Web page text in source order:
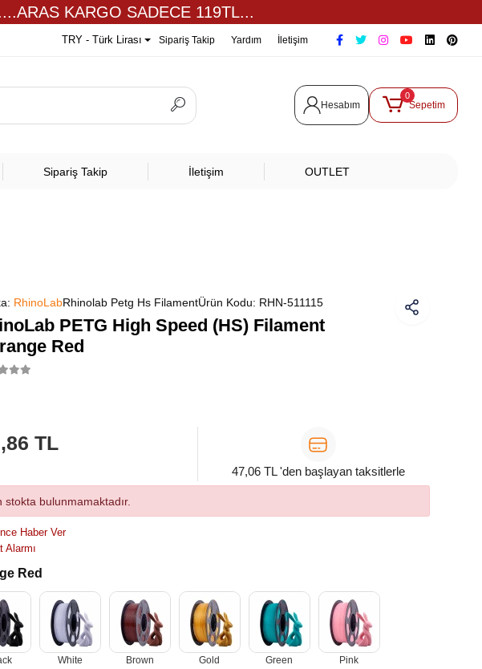
KARGO SADECE 119TL...
TRY - Türk Lirası Sipariş Takip Yardım İletişim
Hesabım
0
Sepetim
Sipariş Takip İletişim OUTLET
RhinoLabRhinolab Petg Hs FilamentÜrün Kodu: RHN-511115
PETG High Speed (HS) Filament
Red
TL
47,06 TL 'den başlayan taksitlerle
stokta bulunmamaktadır.
Haber Ver
Alarmı
Red
White Brown Gold Green Pink